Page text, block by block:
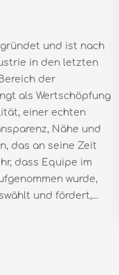
und ist nach
in den letzten
der
als Wertschöpfung
einer echten
Nähe und
das an seine Zeit
dass Equipe im
wurde,
und fördert,...